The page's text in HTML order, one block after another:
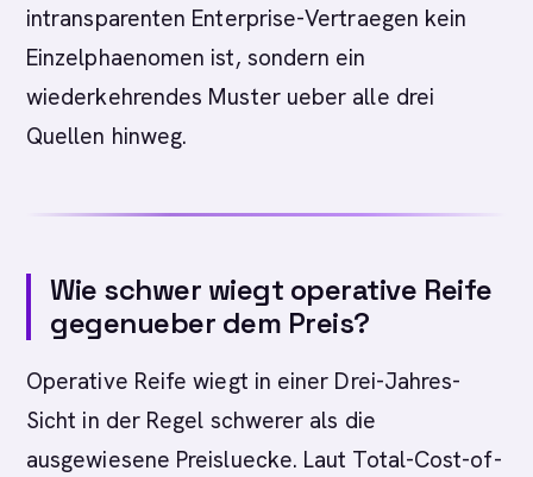
intransparenten Enterprise-Vertraegen kein
Einzelphaenomen ist, sondern ein
wiederkehrendes Muster ueber alle drei
Quellen hinweg.
Wie schwer wiegt operative Reife
gegenueber dem Preis?
Operative Reife wiegt in einer Drei-Jahres-
Sicht in der Regel schwerer als die
ausgewiesene Preisluecke. Laut Total-Cost-of-